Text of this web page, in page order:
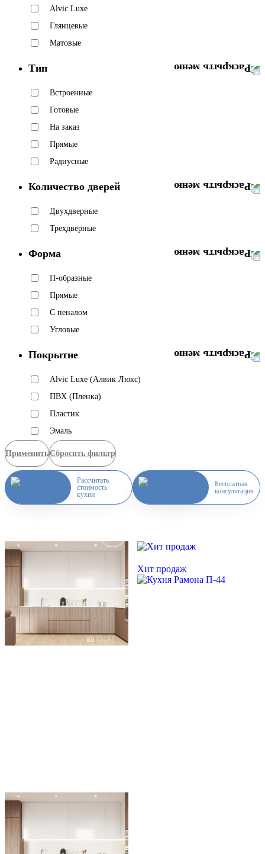
Alvic Luxe
Глянцевые
Матовые
Тип
Встроенные
Готовые
На заказ
Прямые
Радиусные
Количество дверей
Двухдверные
Трехдверные
Форма
П-образные
Прямые
С пеналом
Угловые
Покрытие
Alvic Luxe (Алвик Люкс)
ПВХ (Пленка)
Пластик
Эмаль
ПрименитьСбросить фильтр
Рассчитать
стоимость
кухни
Бесплатная
консультация
Хит продаж